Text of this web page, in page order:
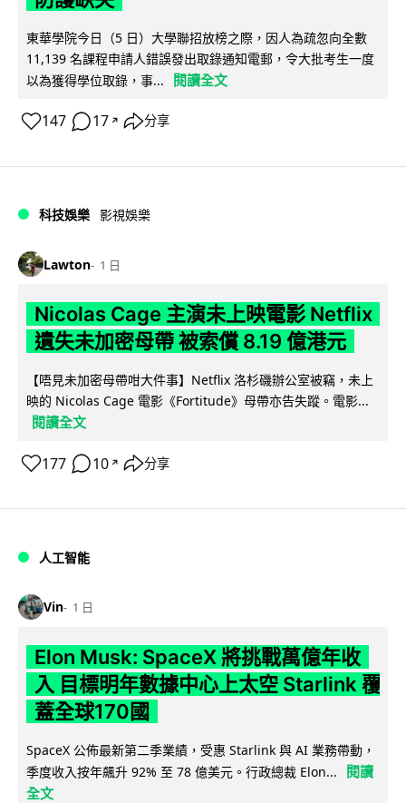
東華學院今日（5 日）大學聯招放榜之際，因人為疏忽向全數
11,139 名課程申請人錯誤發出取錄通知電郵，令大批考生一度
以為獲得學位取錄，事...
閱讀全文
147 17 ↗ 分享
科技娛樂 影視娛樂
Lawton 1 日
Nicolas Cage 主演未上映電影 Netflix
遺失未加密母帶 被索償 8.19 億港元
【唔見未加密母帶咁大件事】Netflix 洛杉磯辦公室被竊，未上
映的 Nicolas Cage 電影《Fortitude》母帶亦告失蹤。電影...
閱讀全文
177 10 ↗ 分享
人工智能
Vin 1 日
Elon Musk: SpaceX 將挑戰萬億年收
入 目標明年數據中心上太空 Starlink 覆
蓋全球170國
SpaceX 公佈最新第二季業績，受惠 Starlink 與 AI 業務帶動，
季度收入按年飆升 92% 至 78 億美元。行政總裁 Elon...
閱讀
全文